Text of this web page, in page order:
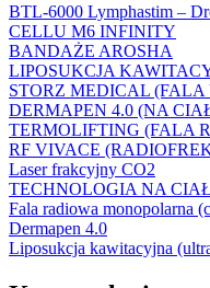
BTL-6000 Lymphastim –
CELLU M6 INFINITY
BANDAŻE AROSHA
LIPOSUKCJA
STORZ MEDICAL
DERMAPEN 4.0 (NA
TERMOLIFTING (FALA
RF VIVACE
Laser frakcyjny CO2
TECHNOLOGIA NA
Fala radiowa monopolarna
Dermapen 4.0
Liposukcja kawitacyjna